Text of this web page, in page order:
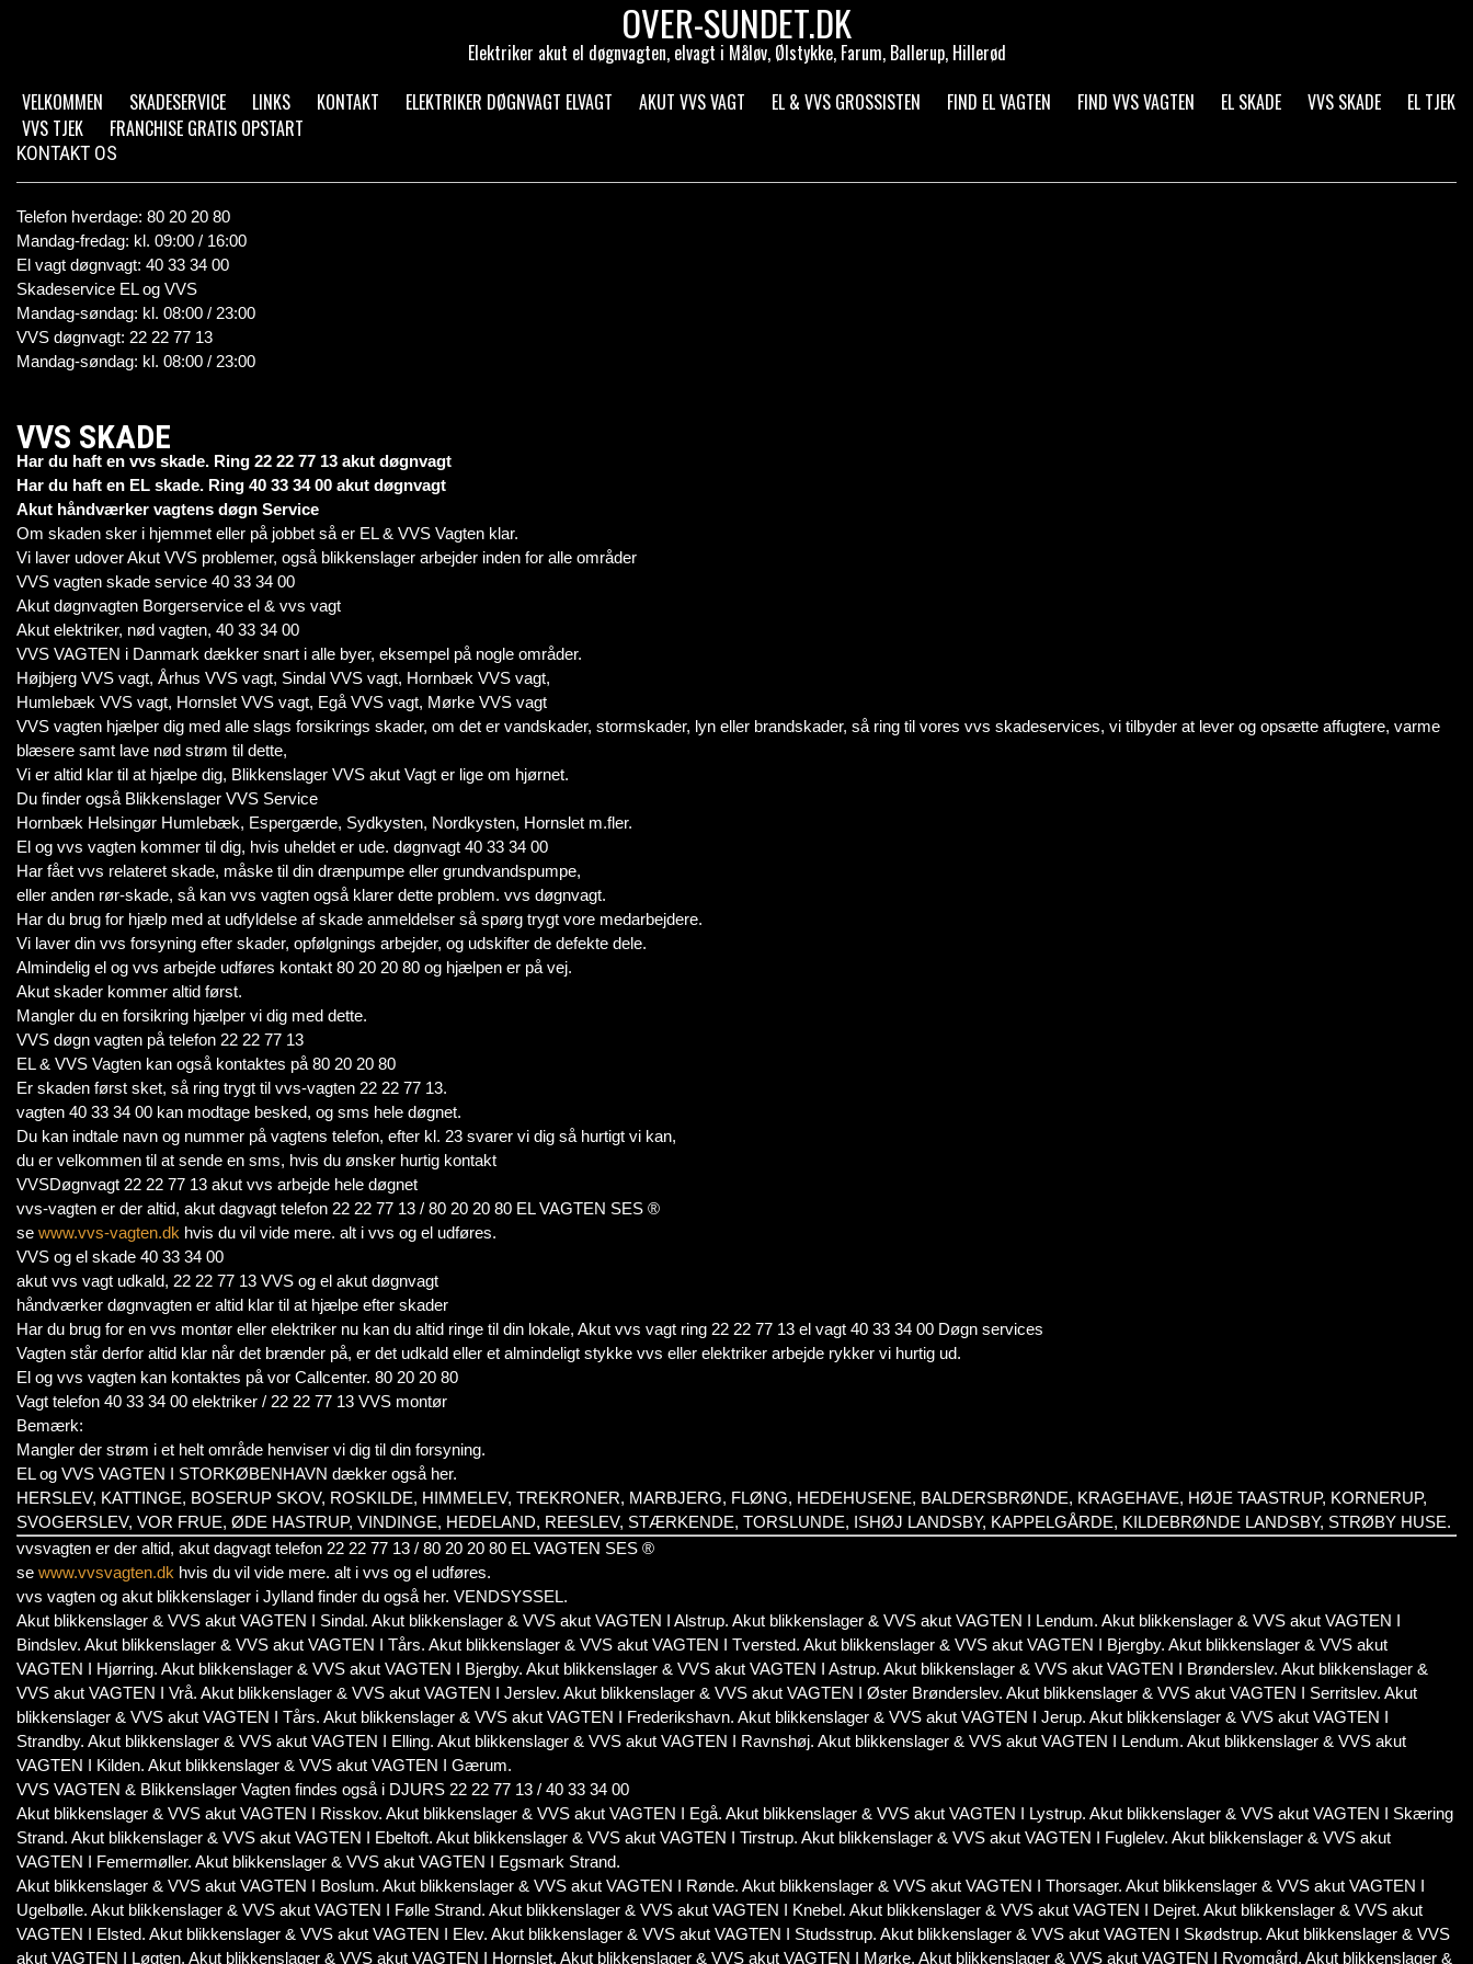
OVER-SUNDET.DK
Elektriker akut el døgnvagten, elvagt i Måløv, Ølstykke, Farum, Ballerup, Hillerød
VELKOMMEN
SKADESERVICE LINKS KONTAKT ELEKTRIKER DØGNVAGT ELVAGT AKUT VVS VAGT EL & VVS GROSSISTEN FIND EL VAGTEN FIND VVS VAGTEN EL SKADE VVS SKADE
EL TJEK
VVS TJEK
FRANCHISE GRATIS OPSTART
KONTAKT OS
Telefon hverdage: 80 20 20 80
Mandag-fredag: kl. 09:00 / 16:00
El vagt døgnvagt: 40 33 34 00
Skadeservice EL og VVS
Mandag-søndag: kl. 08:00 / 23:00
VVS døgnvagt: 22 22 77 13
Mandag-søndag: kl. 08:00 / 23:00
VVS SKADE
Har du haft en vvs skade. Ring 22 22 77 13 akut døgnvagt
Har du haft en EL skade. Ring 40 33 34 00 akut døgnvagt
Akut håndværker vagtens døgn Service
Om skaden sker i hjemmet eller på jobbet så er EL & VVS Vagten klar.
Vi laver udover Akut VVS problemer, også blikkenslager arbejder inden for alle områder
VVS vagten skade service 40 33 34 00
Akut døgnvagten Borgerservice el & vvs vagt
Akut elektriker, nød vagten, 40 33 34 00
VVS VAGTEN i Danmark dækker snart i alle byer, eksempel på nogle områder.
Højbjerg VVS vagt, Århus VVS vagt, Sindal VVS vagt, Hornbæk VVS vagt,
Humlebæk VVS vagt, Hornslet VVS vagt, Egå VVS vagt, Mørke VVS vagt
VVS vagten hjælper dig med alle slags forsikrings skader, om det er vandskader, stormskader, lyn eller brandskader, så ring til vores vvs skadeservices, vi tilbyder at lever og opsætte affugtere, varme
blæsere samt lave nød strøm til dette,
Vi er altid klar til at hjælpe dig, Blikkenslager VVS akut Vagt er lige om hjørnet.
Du finder også Blikkenslager VVS Service
Hornbæk Helsingør Humlebæk, Espergærde, Sydkysten, Nordkysten, Hornslet m.fler.
El og vvs vagten kommer til dig, hvis uheldet er ude. døgnvagt 40 33 34 00
Har fået vvs relateret skade, måske til din drænpumpe eller grundvandspumpe,
eller anden rør-skade, så kan vvs vagten også klarer dette problem. vvs døgnvagt.
Har du brug for hjælp med at udfyldelse af skade anmeldelser så spørg trygt vore medarbejdere.
Vi laver din vvs forsyning efter skader, opfølgnings arbejder, og udskifter de defekte dele.
Almindelig el og vvs arbejde udføres kontakt 80 20 20 80 og hjælpen er på vej.
Akut skader kommer altid først.
Mangler du en forsikring hjælper vi dig med dette.
VVS døgn vagten på telefon 22 22 77 13
EL & VVS Vagten kan også kontaktes på 80 20 20 80
Er skaden først sket, så ring trygt til vvs-vagten 22 22 77 13.
vagten 40 33 34 00 kan modtage besked, og sms hele døgnet.
Du kan indtale navn og nummer på vagtens telefon, efter kl. 23 svarer vi dig så hurtigt vi kan,
du er velkommen til at sende en sms, hvis du ønsker hurtig kontakt
VVSDøgnvagt 22 22 77 13 akut vvs arbejde hele døgnet
vvs-vagten er der altid, akut dagvagt telefon 22 22 77 13 / 80 20 20 80 EL VAGTEN SES ®
se www.vvs-vagten.dk hvis du vil vide mere. alt i vvs og el udføres.
VVS og el skade 40 33 34 00
akut vvs vagt udkald, 22 22 77 13 VVS og el akut døgnvagt
håndværker døgnvagten er altid klar til at hjælpe efter skader
Har du brug for en vvs montør eller elektriker nu kan du altid ringe til din lokale, Akut vvs vagt ring 22 22 77 13 el vagt 40 33 34 00 Døgn services
Vagten står derfor altid klar når det brænder på, er det udkald eller et almindeligt stykke vvs eller elektriker arbejde rykker vi hurtig ud.
El og vvs vagten kan kontaktes på vor Callcenter. 80 20 20 80
Vagt telefon 40 33 34 00 elektriker / 22 22 77 13 VVS montør
Bemærk:
Mangler der strøm i et helt område henviser vi dig til din forsyning.
EL og VVS VAGTEN I STORKØBENHAVN dækker også her.
HERSLEV, KATTINGE, BOSERUP SKOV, ROSKILDE, HIMMELEV, TREKRONER, MARBJERG, FLØNG, HEDEHUSENE, BALDERSBRØNDE, KRAGEHAVE, HØJE TAASTRUP, KORNERUP,
SVOGERSLEV, VOR FRUE, ØDE HASTRUP, VINDINGE, HEDELAND, REESLEV, STÆRKENDE, TORSLUNDE, ISHØJ LANDSBY, KAPPELGÅRDE, KILDEBRØNDE LANDSBY, STRØBY HUSE.
vvsvagten er der altid, akut dagvagt telefon 22 22 77 13 / 80 20 20 80 EL VAGTEN SES ®
se www.vvsvagten.dk hvis du vil vide mere. alt i vvs og el udføres.
vvs vagten og akut blikkenslager i Jylland finder du også her. VENDSYSSEL.
Akut blikkenslager & VVS akut VAGTEN I Sindal. Akut blikkenslager & VVS akut VAGTEN I Alstrup. Akut blikkenslager & VVS akut VAGTEN I Lendum. Akut blikkenslager & VVS akut VAGTEN I
Bindslev. Akut blikkenslager & VVS akut VAGTEN I Tårs. Akut blikkenslager & VVS akut VAGTEN I Tversted. Akut blikkenslager & VVS akut VAGTEN I Bjergby. Akut blikkenslager & VVS akut
VAGTEN I Hjørring. Akut blikkenslager & VVS akut VAGTEN I Bjergby. Akut blikkenslager & VVS akut VAGTEN I Astrup. Akut blikkenslager & VVS akut VAGTEN I Brønderslev. Akut blikkenslager &
VVS akut VAGTEN I Vrå. Akut blikkenslager & VVS akut VAGTEN I Jerslev. Akut blikkenslager & VVS akut VAGTEN I Øster Brønderslev. Akut blikkenslager & VVS akut VAGTEN I Serritslev. Akut
blikkenslager & VVS akut VAGTEN I Tårs. Akut blikkenslager & VVS akut VAGTEN I Frederikshavn. Akut blikkenslager & VVS akut VAGTEN I Jerup. Akut blikkenslager & VVS akut VAGTEN I
Strandby. Akut blikkenslager & VVS akut VAGTEN I Elling. Akut blikkenslager & VVS akut VAGTEN I Ravnshøj. Akut blikkenslager & VVS akut VAGTEN I Lendum. Akut blikkenslager & VVS akut
VAGTEN I Kilden. Akut blikkenslager & VVS akut VAGTEN I Gærum.
VVS VAGTEN & Blikkenslager Vagten findes også i DJURS 22 22 77 13 / 40 33 34 00
Akut blikkenslager & VVS akut VAGTEN I Risskov. Akut blikkenslager & VVS akut VAGTEN I Egå. Akut blikkenslager & VVS akut VAGTEN I Lystrup. Akut blikkenslager & VVS akut VAGTEN I Skæring
Strand. Akut blikkenslager & VVS akut VAGTEN I Ebeltoft. Akut blikkenslager & VVS akut VAGTEN I Tirstrup. Akut blikkenslager & VVS akut VAGTEN I Fuglelev. Akut blikkenslager & VVS akut
VAGTEN I Femermøller. Akut blikkenslager & VVS akut VAGTEN I Egsmark Strand.
Akut blikkenslager & VVS akut VAGTEN I Boslum. Akut blikkenslager & VVS akut VAGTEN I Rønde. Akut blikkenslager & VVS akut VAGTEN I Thorsager. Akut blikkenslager & VVS akut VAGTEN I
Ugelbølle. Akut blikkenslager & VVS akut VAGTEN I Følle Strand. Akut blikkenslager & VVS akut VAGTEN I Knebel. Akut blikkenslager & VVS akut VAGTEN I Dejret. Akut blikkenslager & VVS akut
VAGTEN I Elsted. Akut blikkenslager & VVS akut VAGTEN I Elev. Akut blikkenslager & VVS akut VAGTEN I Studsstrup. Akut blikkenslager & VVS akut VAGTEN I Skødstrup. Akut blikkenslager & VVS
akut VAGTEN I Løgten. Akut blikkenslager & VVS akut VAGTEN I Hornslet. Akut blikkenslager & VVS akut VAGTEN I Mørke. Akut blikkenslager & VVS akut VAGTEN I Ryomgård. Akut blikkenslager &